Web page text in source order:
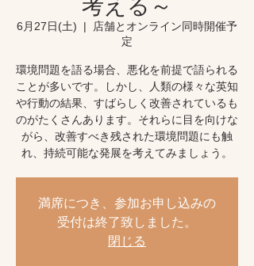
6月27日(土)
  |
店舗とオンライン同時開催予
定
環境問題を語る場合、悪化を前提で語られる
ことが多いです。しかし、人類の様々な英知
や行動の結果、すばらしく改善されているも
のがたくさんあります。それらに目を向けな
がら、改善すべき残された環境問題にも触
れ、持続可能な発展を考えてみましょう。
満席につき、参加お申し込みの
受付は終了致しました。
閉じる